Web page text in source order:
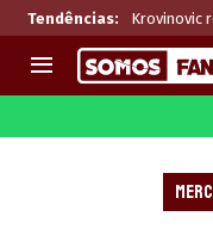
Tendências: Krovinovic
CHAMPIONS